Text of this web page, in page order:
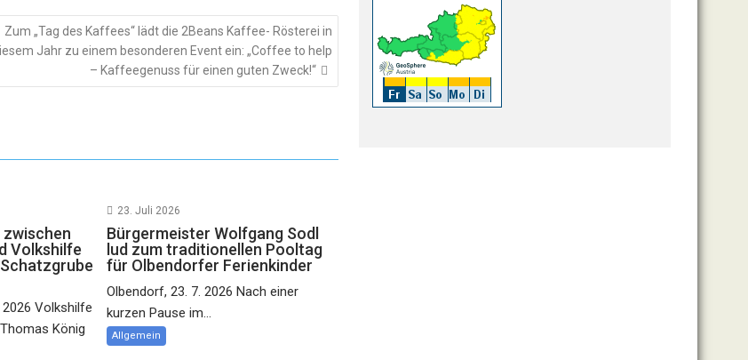
Zum „Tag des Kaffees“ lädt die 2Beans Kaffee- Rösterei in
Jahr zu einem besonderen Event ein: „Coffee to help
– Kaffeegenuss für einen guten Zweck!“
Volkshilfe
Volkshilfe
König
23. Juli 2026
Bürgermeister Wolfgang Sodl
lud zum traditionellen Pooltag
für Olbendorfer Ferienkinder
Olbendorf, 23. 7. 2026 Nach einer
kurzen Pause im...
Allgemein